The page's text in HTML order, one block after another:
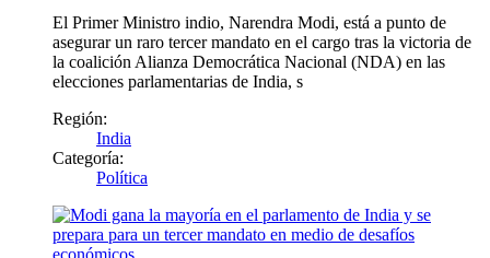
El Primer Ministro indio, Narendra Modi, está a punto de
asegurar un raro tercer mandato en el cargo tras la victoria de
la coalición Alianza Democrática Nacional (NDA) en las
elecciones parlamentarias de India, s
Región:
India
Categoría:
Política